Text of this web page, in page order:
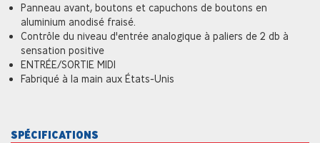
Panneau avant, boutons et capuchons de boutons en
aluminium anodisé fraisé.
Contrôle du niveau d'entrée analogique à paliers de 2 db à
sensation positive
ENTRÉE/SORTIE MIDI
Fabriqué à la main aux États-Unis
SPÉCIFICATIONS